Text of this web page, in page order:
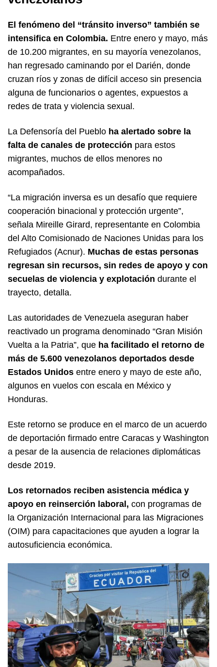
El fenómeno del “tránsito inverso” también se
intensifica en Colombia. Entre enero y mayo, más
de 10.200 migrantes, en su mayoría venezolanos,
han regresado caminando por el Darién, donde
cruzan ríos y zonas de difícil acceso sin presencia
alguna de funcionarios o agentes, expuestos a
redes de trata y violencia sexual.
La Defensoría del Pueblo ha alertado sobre la
falta de canales de protección para estos
migrantes, muchos de ellos menores no
acompañados.
“La migración inversa es un desafío que requiere
cooperación binacional y protección urgente”,
señala Mireille Girard, representante en Colombia
del Alto Comisionado de Naciones Unidas para los
Refugiados (Acnur). Muchas de estas personas
regresan sin recursos, sin redes de apoyo y con
secuelas de violencia y explotación durante el
trayecto, detalla.
Las autoridades de Venezuela aseguran haber
reactivado un programa denominado “Gran Misión
Vuelta a la Patria”, que ha facilitado el retorno de
más de 5.600 venezolanos deportados desde
Estados Unidos entre enero y mayo de este año,
algunos en vuelos con escala en México y
Honduras.
Este retorno se produce en el marco de un acuerdo
de deportación firmado entre Caracas y Washington
a pesar de la ausencia de relaciones diplomáticas
desde 2019.
Los retornados reciben asistencia médica y
apoyo en reinserción laboral, con programas de
la Organización Internacional para las Migraciones
(OIM) para capacitaciones que ayuden a lograr la
autosuficiencia económica.